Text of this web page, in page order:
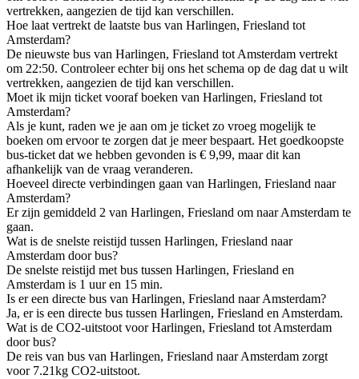
vertrekken, aangezien de tijd kan verschillen.
Hoe laat vertrekt de laatste bus van Harlingen, Friesland tot
Amsterdam?
De nieuwste bus van Harlingen, Friesland tot Amsterdam vertrekt
om 22:50. Controleer echter bij ons het schema op de dag dat u wilt
vertrekken, aangezien de tijd kan verschillen.
Moet ik mijn ticket vooraf boeken van Harlingen, Friesland tot
Amsterdam?
Als je kunt, raden we je aan om je ticket zo vroeg mogelijk te
boeken om ervoor te zorgen dat je meer bespaart. Het goedkoopste
bus-ticket dat we hebben gevonden is € 9,99, maar dit kan
afhankelijk van de vraag veranderen.
Hoeveel directe verbindingen gaan van Harlingen, Friesland naar
Amsterdam?
Er zijn gemiddeld 2 van Harlingen, Friesland om naar Amsterdam te
gaan.
Wat is de snelste reistijd tussen Harlingen, Friesland naar
Amsterdam door bus?
De snelste reistijd met bus tussen Harlingen, Friesland en
Amsterdam is 1 uur en 15 min.
Is er een directe bus van Harlingen, Friesland naar Amsterdam?
Ja, er is een directe bus tussen Harlingen, Friesland en Amsterdam.
Wat is de CO2-uitstoot voor Harlingen, Friesland tot Amsterdam
door bus?
De reis van bus van Harlingen, Friesland naar Amsterdam zorgt
voor 7.21kg CO2-uitstoot.